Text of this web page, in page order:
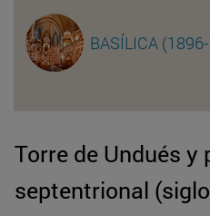
BASÍLICA
Torre de Undués y
septentrional